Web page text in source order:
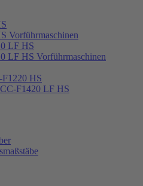
Vorführmaschinen
LF HS
LF HS Vorführmaschinen
HS
F1420 LF HS